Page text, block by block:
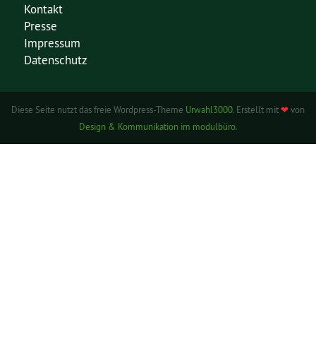
Kontakt
Presse
Impressum
Datenschutz
Diese Seite nutzt das freie Wordpress-Theme Urwahl3000. Erstellt mit❤ von
Design & Kommunikation im modulbüro.